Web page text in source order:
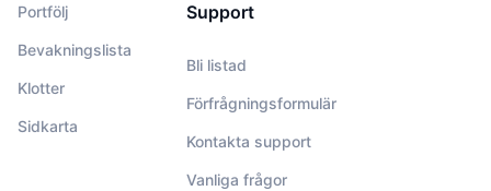
Portfölj
Bevakningslista
Klotter
Sidkarta
Support
Bli listad
Förfrågningsformulär
Kontakta support
Vanliga frågor